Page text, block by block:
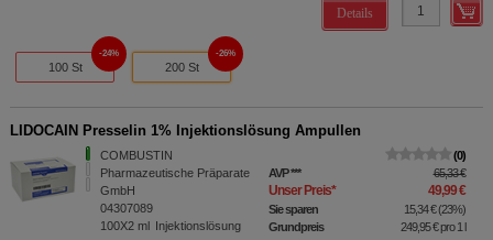
Details
100 St
24%
200 St
26%
LIDOCAIN Presselin 1% Injektionslösung Ampullen
COMBUSTIN
Pharmazeutische Präparate
GmbH
04307089
100X2 ml Injektionslösung
0
AVP*** 65,33 €
Unser Preis* 49,99 €
Sie sparen 15,34 €(23%)
Grundpreis
249,95 €pro 1 l